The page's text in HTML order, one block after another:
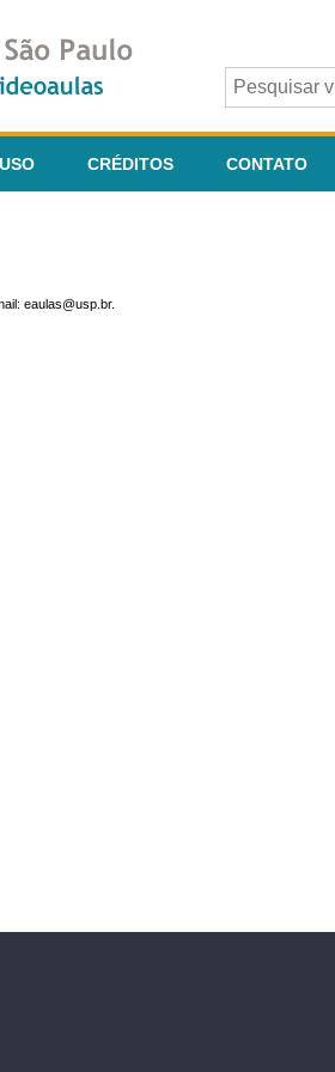
CRÉDITOS CONTATO
eaulas@usp.br.